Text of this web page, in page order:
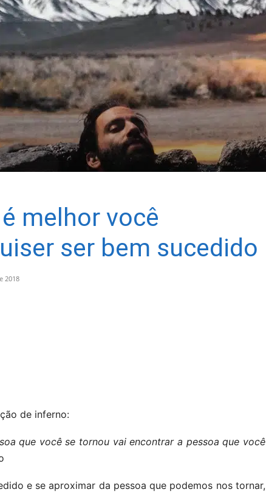
melhor você
ser bem sucedido
2018
de inferno:
que você se tornou vai encontrar a pessoa que você
e se aproximar da pessoa que podemos nos tornar,